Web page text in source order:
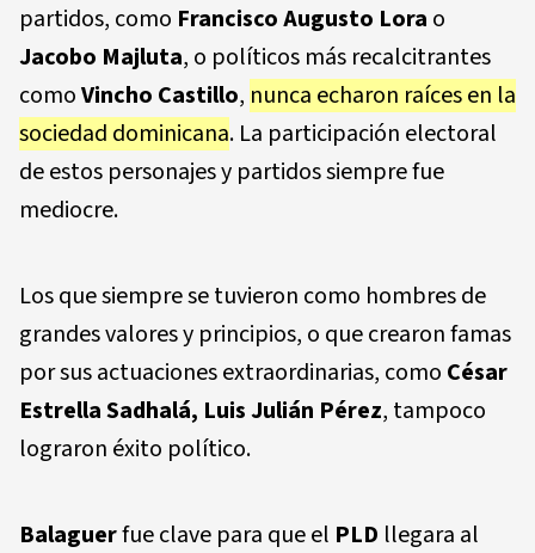
partidos, como Francisco Augusto Lora o
Jacobo Majluta, o políticos más recalcitrantes
comoVincho Castillo, nunca echaron raíces en la
sociedad dominicana. La participación electoral
de estos personajes y partidos siempre fue
mediocre.
Los que siempre se tuvieron como hombres de
grandes valores y principios, o que crearon famas
por sus actuaciones extraordinarias, como César
Estrella Sadhalá, Luis Julián Pérez, tampoco
lograron éxito político.
Balaguerfue clave para que el PLD llegara al